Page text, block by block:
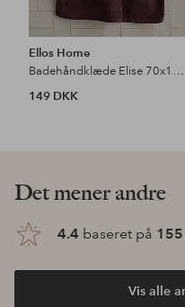
Ellos Home
Badehåndklæde Elise 70x140 cm
149 DKK
Det mener andre
4.4 baseret på 155
Vis alle